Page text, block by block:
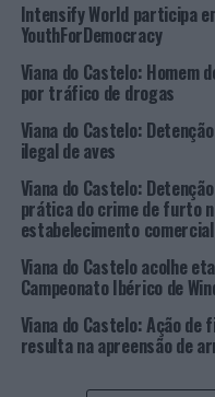
Cinco dias de
espetáculos
certa de juventude e
estrelas de amanhã,
Voleibol internacional.
Os lusitanos fazem a
1 de julho, pelas 18h00.
em direto através da
Neste tipo de
sempre muita
Bélgica,
jovens, seria a estreia
Intensify World participa
YouthForDemocracy
Viana do Castelo: Homem
por tráfico de drogas
Viana do Castelo:
ilegal de aves
Viana do Castelo:
prática do crime de furto
estabelecimento comercial
Viana do Castelo acolhe
Campeonato Ibérico de
Viana do Castelo: Ação de
resulta na apreensão de